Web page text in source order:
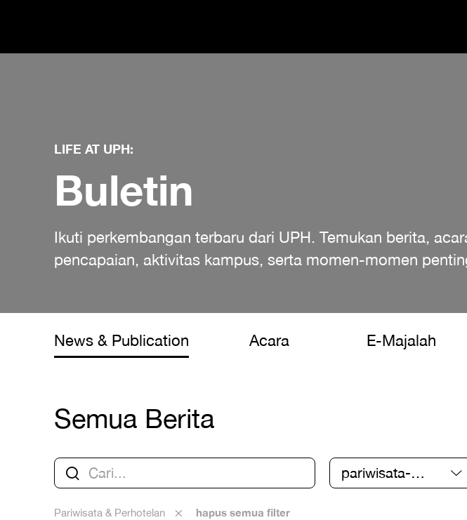
LIFE AT UPH:
Buletin
Ikuti perkembangan terbaru dari UPH. Temukan berita,
pencapaian, aktivitas kampus, serta momen-momen
News & Publication Acara E-Majalah
Semua Berita
pariwisata-
perhotelan
Pariwisata & Perhotelan hapus semua filter